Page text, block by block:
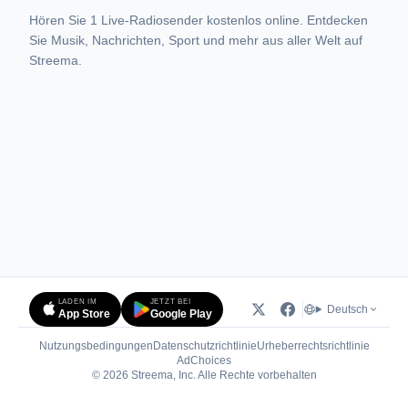
Hören Sie 1 Live-Radiosender kostenlos online. Entdecken
Sie Musik, Nachrichten, Sport und mehr aus aller Welt auf
Streema.
LADEN IM
App Store
JETZT BEI
Google Play Deutsch
Nutzungsbedingungen DatenschutzrichtlinieUrheberrechtsrichtlinie
AdChoices(öffnet in neuem Tab)
© 2026 Streema, Inc. Alle Rechte vorbehalten